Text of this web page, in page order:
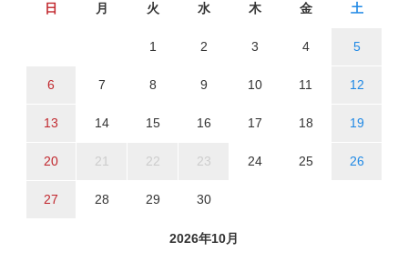
日 月 火 水 木 金 土
1 2 3 4 5
6 7 8 9 10 11 12
13 14 15 16 17 18 19
20 21 22 23 24 25 26
27 28 29 30
2026年10月